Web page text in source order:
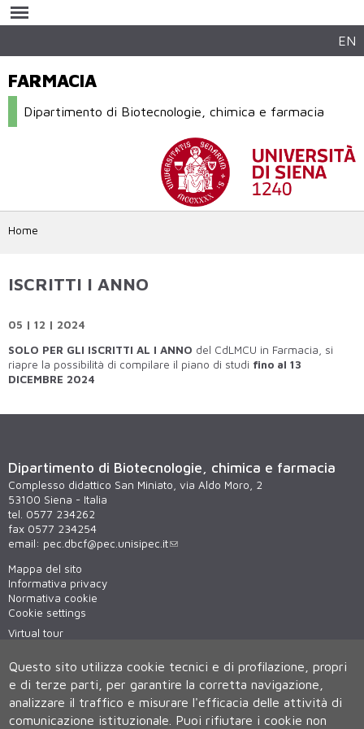
contenuto
EN
FARMACIA
Dipartimento di Biotecnologie, chimica e farmacia
Home
ISCRITTI I ANNO
05 | 12 | 2024
SOLO PER GLI ISCRITTI AL I ANNO del CdLMCU in Farmacia, si
riapre la possibilità di compilare il piano di studi fino al 13
DICEMBRE 2024
Dipartimento di Biotecnologie, chimica e farmacia
Complesso didattico San Miniato, via Aldo Moro, 2
53100 Siena - Italia
tel. 0577 234262
fax 0577 234254
email: pec.dbcf@pec.unisipec.it
Mappa del sito
Informativa privacy
Normativa cookie
Cookie settings
Virtual tour
Questo sito utilizza cookie tecnici e di profilazione, propri
e di terze parti, per garantire la corretta navigazione,
analizzare il traffico e misurare l'efficacia delle attività di
comunicazione istituzionale. Puoi rifiutare i cookie non